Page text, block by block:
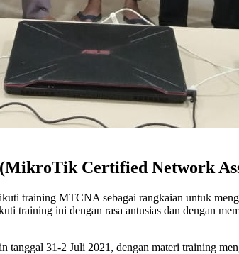
Certified Network
training MTCNA sebagai rangkaian untuk
training ini dengan rasa antusias dan dengan
tanggal 31-2 Juli 2021, dengan materi training